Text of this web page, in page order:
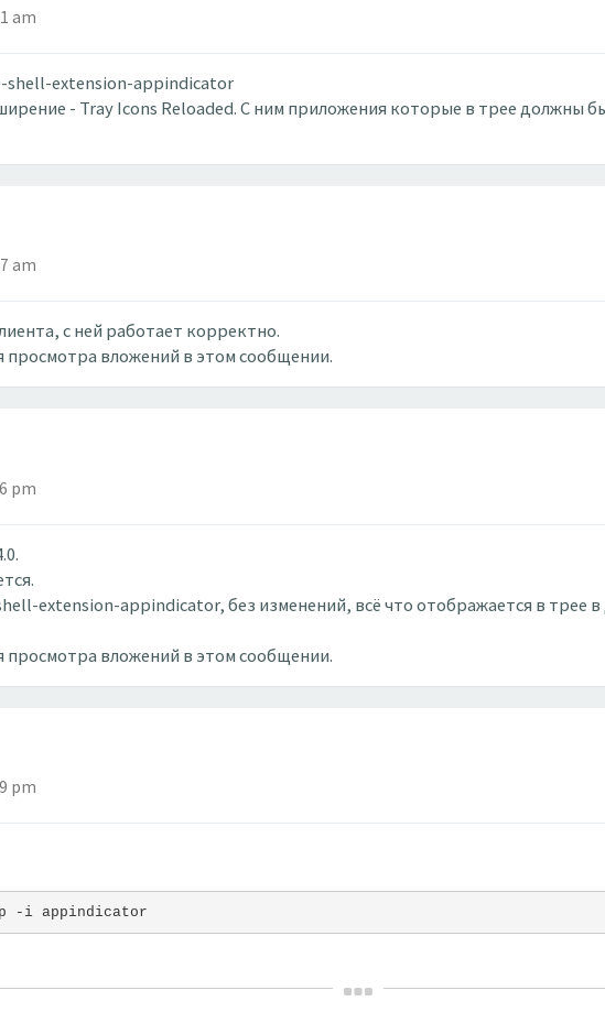
am
shell-extension-appindicator
- Tray Icons Reloaded. С ним приложения которые в трее
am
с ней работает корректно.
просмотра вложений в этом сообщении.
pm
extension-appindicator, без изменений, всё что отображается в трее
просмотра вложений в этом сообщении.
pm
-i appindicator